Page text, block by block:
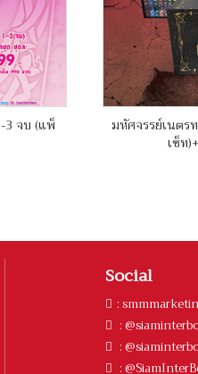
3 จบ (แพ็
มหัศจรรย์เนตร
เซ็ท
Social
:
:
:
: